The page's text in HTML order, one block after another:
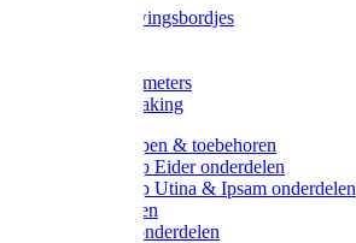
Waarschuwingsbordjes
Wegers en meters
Video bewaking
Weidepompen & toebehoren
Weidepomp Eider onderdelen
Weidepomp Utina & Ipsam onderdelen
Drinkbakken
Drinkbak onderdelen